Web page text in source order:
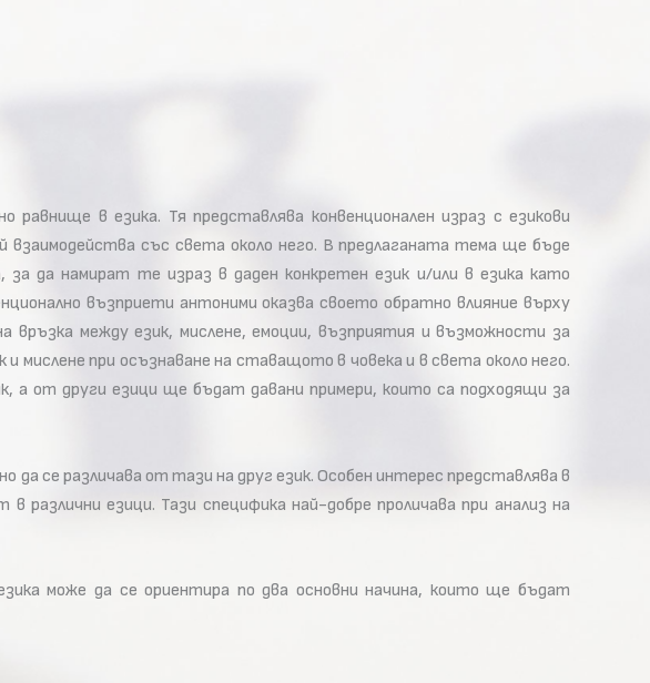
в езика. Тя представлява конвенционален израз с езикови
със света около него. В предлаганата тема ще бъде
да намират те израз в даден конкретен език и/или в езика като
възприети антоними оказва своето обратно влияние върху
между език, мислене, емоции, възприятия и възможности за
мислене при осъзнаване на ставащото в човека и в света около него.
а от други езици ще бъдат давани примери, които са подходящи за
се различава от тази на друг език. Особен интерес представлява в
езици. Тази специфика най-добре проличава при анализ на
може да се ориентира по два основни начина, които ще бъдат